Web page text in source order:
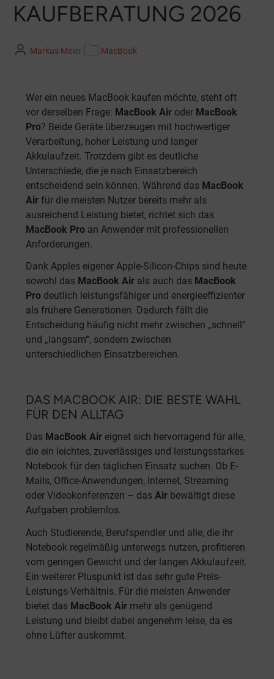
KAUFBERATUNG 2026
Markus Meier MacBook
Wer ein neues MacBook kaufen möchte, steht oft
vor derselben Frage: MacBook Air oder MacBook
Pro? Beide Geräte überzeugen mit hochwertiger
Verarbeitung, hoher Leistung und langer
Akkulaufzeit. Trotzdem gibt es deutliche
Unterschiede, die je nach Einsatzbereich
entscheidend sein können. Während das MacBook
Air für die meisten Nutzer bereits mehr als
ausreichend Leistung bietet, richtet sich das
MacBook Pro an Anwender mit professionellen
Anforderungen.
Dank Apples eigener Apple-Silicon-Chips sind heute
sowohl das MacBook Air als auch das MacBook
Pro deutlich leistungsfähiger und energieeffizienter
als frühere Generationen. Dadurch fällt die
Entscheidung häufig nicht mehr zwischen „schnell“
und „langsam“, sondern zwischen
unterschiedlichen Einsatzbereichen.
DAS MACBOOK AIR: DIE BESTE WAHL
FÜR DEN ALLTAG
Das MacBook Air eignet sich hervorragend für alle,
die ein leichtes, zuverlässiges und leistungsstarkes
Notebook für den täglichen Einsatz suchen. Ob E-
Mails, Office-Anwendungen, Internet, Streaming
oder Videokonferenzen – das Air bewältigt diese
Aufgaben problemlos.
Auch Studierende, Berufspendler und alle, die ihr
Notebook regelmäßig unterwegs nutzen, profitieren
vom geringen Gewicht und der langen Akkulaufzeit.
Ein weiterer Pluspunkt ist das sehr gute Preis-
Leistungs-Verhältnis. Für die meisten Anwender
bietet das MacBook Air mehr als genügend
Leistung und bleibt dabei angenehm leise, da es
ohne Lüfter auskommt.